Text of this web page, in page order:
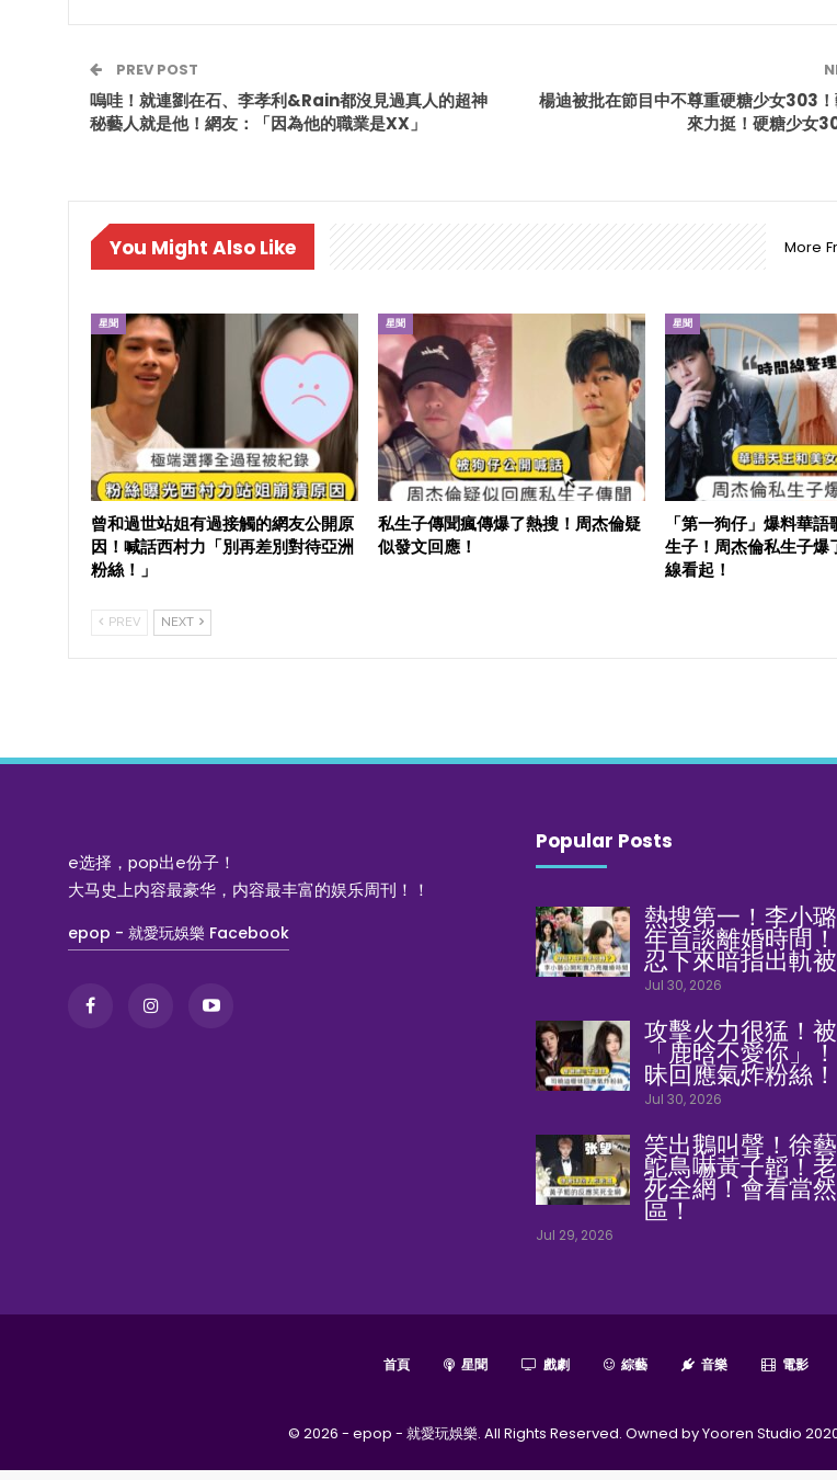
PREV POST
嗚哇！就連劉在石、李孝利&Rain都沒見過真人的超神
秘藝人就是他！網友：「因為他的職業是XX」
楊迪被批在節目中不尊重硬糖少女303
來力挺！硬糖少女
You Might Also Like More
星聞
曾和過世站姐有過接觸的網友公開原
因！喊話西村力「別再差別對待亞洲
粉絲！」
星聞
私生子傳聞瘋傳爆了熱搜！周杰倫疑
似發文回應！
星聞
「第一狗仔」爆料華
生子！周杰倫私生子爆
線看起！
PREV NEXT
e选择，pop出e份子！
大马史上内容最豪华，内容最丰富的娱乐周刊！！
epop - 就愛玩娛樂 Facebook
Popular Posts
熱搜第一！李小
年首談離婚時間
忍下來暗指出軌
Jul 30, 2026
攻擊火力很猛！
「鹿晗不愛你」
昧回應氣炸粉絲！
Jul 30, 2026
笑出鵝叫聲！徐
鴕鳥嚇黃子韜！
死全網！會看當
區！
Jul 29, 2026
首頁 星聞 戲劇 綜藝 音樂 電影
© 2026 - epop - 就愛玩娛樂. All Rights Reserved. Owned by Yooren Studio